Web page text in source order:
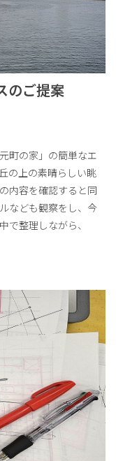
のご提案
町の家」の簡単なエ
の上の素晴らしい眺
内容を確認すると同
なども観察をし、今
で整理しながら、